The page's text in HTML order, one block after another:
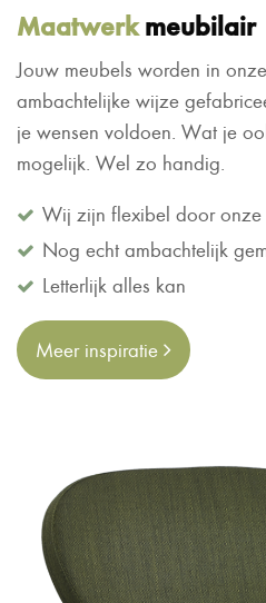
Maatwerkmeubilair
Jouw meubels worden in
ambachtelijke wijze
je wensen voldoen. Wat je
mogelijk. Wel zo handig.
Wij zijn flexibel door
Nog echt ambachtelijk
Letterlijk alles kan
Meer inspiratie